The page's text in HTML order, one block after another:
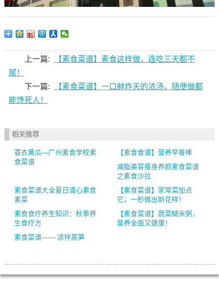
上一篇:
【素食菜谱】素食这样做，连吃三天都不
腻！
下一篇:
【素食菜谱】一口鲜炸天的浓汤，随便做都
能馋死人！
相关推荐
蓑衣黄瓜—广州素食学校素
食菜谱
【素食食谱】营养早餐棒
减脂美容瘦身养颜素食菜谱
之素食沙拉
素食菜谱大全夏日清心素食
素菜
【素食菜谱】家常菜加点
它，一秒做出新花样！
素食食疗养生知识：秋季养
生食疗方
【素食菜谱】蔬菜糙米粥，
营养全面又健康！
素食菜谱—— 凉拌莴笋